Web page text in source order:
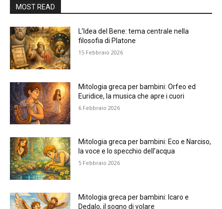
MOST READ
L’Idea del Bene: tema centrale nella
filosofia di Platone
15 Febbraio 2026
Mitologia greca per bambini: Orfeo ed
Euridice, la musica che apre i cuori
6 Febbraio 2026
Mitologia greca per bambini: Eco e Narciso,
la voce e lo specchio dell’acqua
5 Febbraio 2026
Mitologia greca per bambini: Icaro e
Dedalo, il sogno di volare